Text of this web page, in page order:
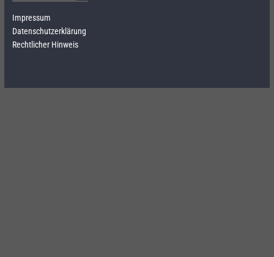
Impressum
Datenschutzerklärung
Rechtlicher Hinweis